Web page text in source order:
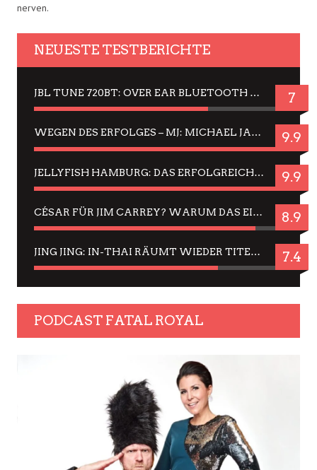
nerven.
NEUESTE TESTBERICHTE
JBL TUNE 720BT: OVER EAR BLUETOOTH KOPFHÖRER UM DIE 50,-€ IM DAUER-TEST 7
WEGEN DES ERFOLGES – MJ: MICHAEL JACKSON MUSICAL IN EINER MATINEE SEHEN 9.9
JELLYFISH HAMBURG: DAS ERFOLGREICHE SOMMER-MENÜ 2025 IN GEFÜHLEN UND BILDERN 9.9
CÉSAR FÜR JIM CARREY? WARUM DAS EINER DER NERVIGSTEN ACTORS IST UND BLEIBT 8.9
JING JING: IN-THAI RÄUMT WIEDER TITEL AB – EIN ZWEI-STUNDEN-ERLEBNISBERICHT 7.4
PODCAST FATAL ROYAL